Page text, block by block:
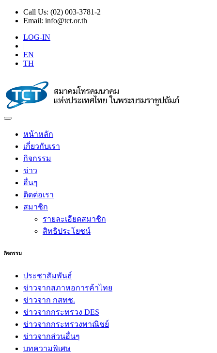
Call Us: (02) 003-3781-2
Email: info@tct.or.th
LOG-IN
|
EN
TH
หน้าหลัก
เกี่ยวกับเรา
กิจกรรม
ข่าว
อื่นๆ
ติดต่อเรา
สมาชิก
รายละเอียดสมาชิก
สิทธิประโยชน์
กิจกรรม
ประชาสัมพันธ์
ข่าวจากสภาหอการค้าไทย
ข่าวจาก กสทช.
ข่าวจากกระทรวง DES
ข่าวจากกระทรวงพาณิชย์
ข่าวจากส่วนอื่นๆ
บทความพิเศษ